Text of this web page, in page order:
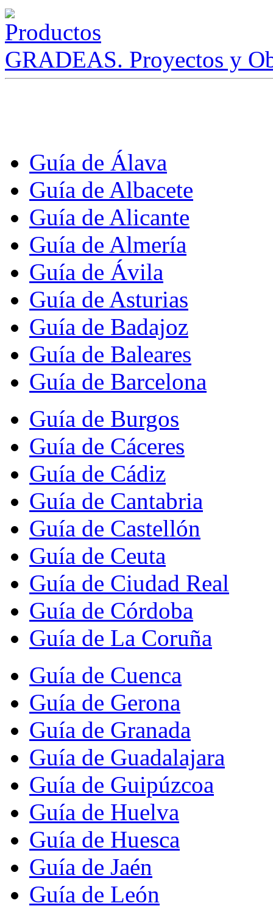
GRADEAS. Proyectos y
Guía de Álava
Guía de Albacete
Guía de Alicante
Guía de Almería
Guía de Ávila
Guía de Asturias
Guía de Badajoz
Guía de Baleares
Guía de Barcelona
Guía de Burgos
Guía de Cáceres
Guía de Cádiz
Guía de Cantabria
Guía de Castellón
Guía de Ceuta
Guía de Ciudad Real
Guía de Córdoba
Guía de La Coruña
Guía de Cuenca
Guía de Gerona
Guía de Granada
Guía de Guadalajara
Guía de Guipúzcoa
Guía de Huelva
Guía de Huesca
Guía de Jaén
Guía de León